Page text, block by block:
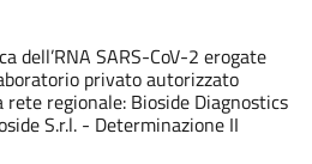
dell’RNA SARS-CoV-2 erogate
privato autorizzato
rete regionale: Bioside Diagnostics
S.r.l. - Determinazione II